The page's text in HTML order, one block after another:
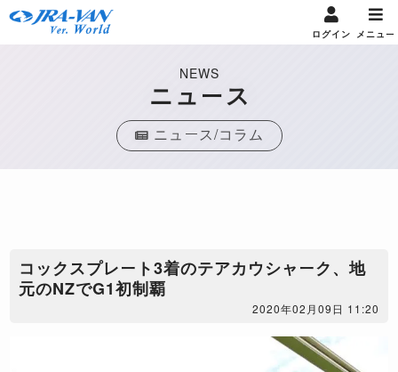
ログイン メニュー
NEWS
ニュース
ニュース/コラム
コックスプレート3着のテアカウシャーク、地
元のNZでG1初制覇
2020年02月09日 11:20